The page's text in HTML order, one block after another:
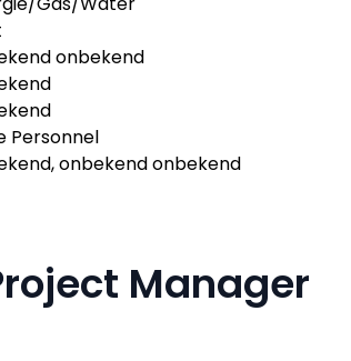
onbekend
Personnel
onbekend onbekend
Manager